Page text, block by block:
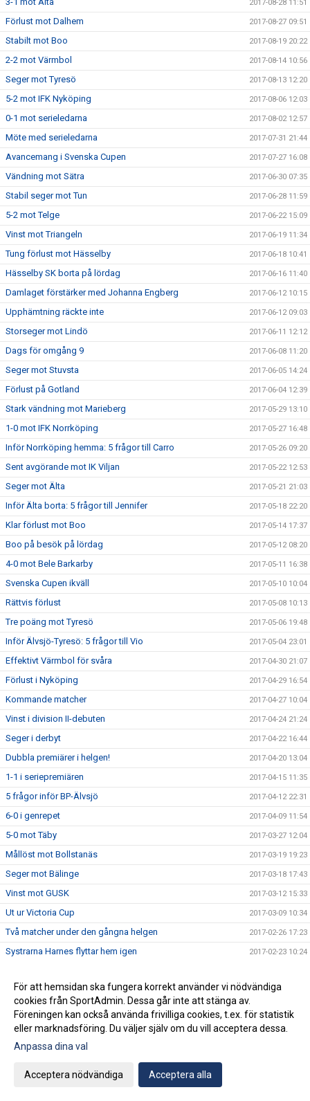
2017-08-28 11:51
Förlust mot Dalhem 2017-08-27 09:51
Stabilt mot Boo 2017-08-19 20:22
2-2 mot Värmbol 2017-08-14 10:56
Seger mot Tyresö 2017-08-13 12:20
5-2 mot IFK Nyköping 2017-08-06 12:03
0-1 mot serieledarna 2017-08-02 12:57
Möte med serieledarna 2017-07-31 21:44
Avancemang i Svenska Cupen 2017-07-27 16:08
Vändning mot Sätra 2017-06-30 07:35
Stabil seger mot Tun 2017-06-28 11:59
5-2 mot Telge 2017-06-22 15:09
Vinst mot Triangeln 2017-06-19 11:34
Tung förlust mot Hässelby 2017-06-18 10:41
Hässelby SK borta på lördag 2017-06-16 11:40
Damlaget förstärker med Johanna Engberg 2017-06-12 10:15
Upphämtning räckte inte 2017-06-12 09:03
Storseger mot Lindö 2017-06-11 12:12
Dags för omgång 9 2017-06-08 11:20
Seger mot Stuvsta 2017-06-05 14:24
Förlust på Gotland 2017-06-04 12:39
Stark vändning mot Marieberg 2017-05-29 13:10
1-0 mot IFK Norrköping 2017-05-27 16:48
Inför Norrköping hemma: 5 frågor till Carro 2017-05-26 09:20
Sent avgörande mot IK Viljan 2017-05-22 12:53
Seger mot Älta 2017-05-21 21:03
Inför Älta borta: 5 frågor till Jennifer 2017-05-18 22:20
Klar förlust mot Boo 2017-05-14 17:37
Boo på besök på lördag 2017-05-12 08:20
4-0 mot Bele Barkarby 2017-05-11 16:38
Svenska Cupen ikväll 2017-05-10 10:04
Rättvis förlust 2017-05-08 10:13
Tre poäng mot Tyresö 2017-05-06 19:48
Inför Älvsjö-Tyresö: 5 frågor till Vio 2017-05-04 23:01
Effektivt Värmbol för svåra 2017-04-30 21:07
Förlust i Nyköping 2017-04-29 16:54
Kommande matcher 2017-04-27 10:04
Vinst i division II-debuten 2017-04-24 21:24
Seger i derbyt 2017-04-22 16:44
Dubbla premiärer i helgen! 2017-04-20 13:04
1-1 i seriepremiären 2017-04-15 11:35
5 frågor inför BP-Älvsjö 2017-04-12 22:31
6-0 i genrepet 2017-04-09 11:54
5-0 mot Täby 2017-03-27 12:04
Mållöst mot Bollstanäs 2017-03-19 19:23
Seger mot Bälinge 2017-03-18 17:43
Vinst mot GUSK 2017-03-12 15:33
Ut ur Victoria Cup 2017-03-09 10:34
Två matcher under den gångna helgen 2017-02-26 17:23
Systrarna Harnes flyttar hem igen 2017-02-23 10:24
1-1 mot Ljusdal 2017-02-13 17:53
2-0 mot Brommapojkarna 2017-02-04 15:58
Fredrika Hartzell - " Jag känner att jag har hamnat rätt" 2017-02-03 11:37
Semi respektive återkval i Nyköping Futsal Cup
Seger respektive semifinal i NFF-cupen
För att hemsidan ska fungera korrekt använder vi nödvändiga
cookies från SportAdmin. Dessa går inte att stänga av.
Föreningen kan också använda frivilliga cookies, t.ex. för statistik
eller marknadsföring. Du väljer själv om du vill acceptera dessa.
Anpassa dina val
Acceptera nödvändiga Acceptera alla